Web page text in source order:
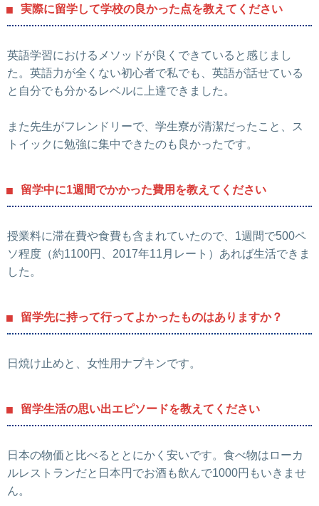
実際に留学して学校の良かった点を教えてください
英語学習におけるメソッドが良くできていると感じまし
た。英語力が全くない初心者で私でも、英語が話せている
と自分でも分かるレベルに上達できました。
また先生がフレンドリーで、学生寮が清潔だったこと、ス
トイックに勉強に集中できたのも良かったです。
留学中に1週間でかかった費用を教えてください
授業料に滞在費や食費も含まれていたので、1週間で500ペ
ソ程度（約1100円、2017年11月レート）あれば生活できま
した。
留学先に持って行ってよかったものはありますか？
日焼け止めと、女性用ナプキンです。
留学生活の思い出エピソードを教えてください
日本の物価と比べるととにかく安いです。食べ物はローカ
ルレストランだと日本円でお酒も飲んで1000円もいきませ
ん。